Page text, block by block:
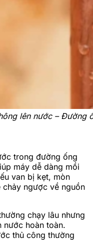
lên nước – Đường
trong đường ống
máy dễ dàng mồi
van bị kẹt, mòn
chảy ngược về nguồn
chạy lâu nhưng
nước hoàn toàn.
thủ công thường